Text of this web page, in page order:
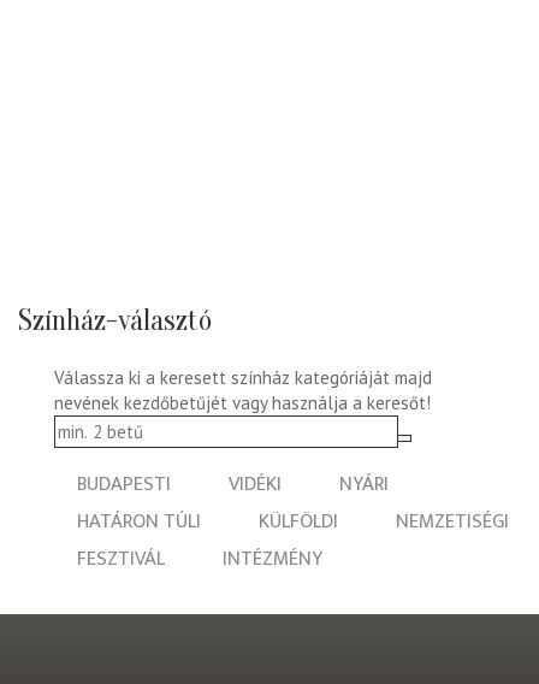
Színház-választó
Válassza ki a keresett színház kategóriáját majd
nevének kezdőbetűjét vagy használja a keresőt!
BUDAPESTI VIDÉKI
NYÁRI
HATÁRON TÚLI
KÜLFÖLDI
NEMZETISÉGI
FESZTIVÁL
INTÉZMÉNY